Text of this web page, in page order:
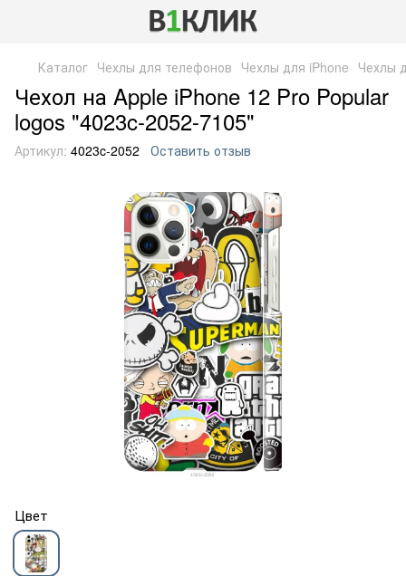
Каталог Чехлы для телефонов Чехлы для iPhone Чехлы
Чехол на Apple iPhone 12 Pro Popular
logos "4023c-2052-7105"
Артикул: 4023c-2052 Оставить отзыв
Цвет